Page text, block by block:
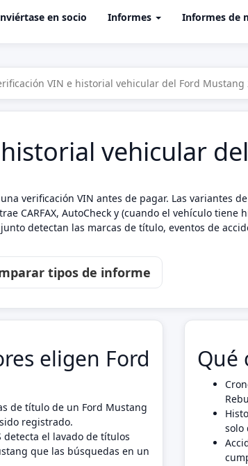
en socio Informes Informes de
VIN e historial vehicular del Ford Mustang
vehicular
verificación VIN antes de pagar. Las
CARFAX, AutoCheck y (cuando el vehículo
detectan las marcas de título, eventos de
tipos de informe
eligen Ford
de título de un Ford Mustang
registrado.
detecta el lavado de títulos
que las búsquedas en un
Qué
solo